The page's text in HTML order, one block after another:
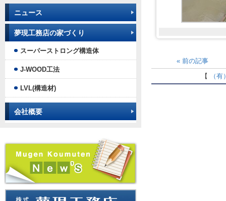
« 前の記事
【
（
ニュース
夢現工務店の家づくり
スーパーストロング構造体
J-WOOD工法
LVL(構造材)
会社概要